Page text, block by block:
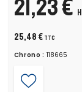
21,23 €
25,48 € TTC
Chrono : 118665